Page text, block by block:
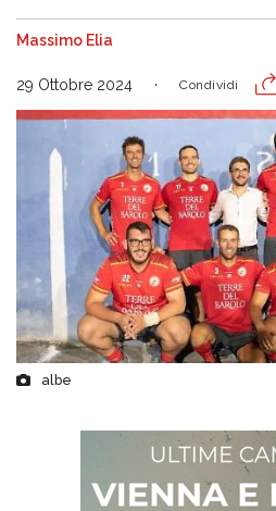
Massimo Elia
29 Ottobre 2024 Condividi
albe